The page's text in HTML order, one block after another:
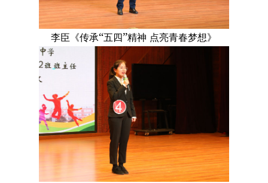
李臣《传承“五四”精神 点亮青春梦想》